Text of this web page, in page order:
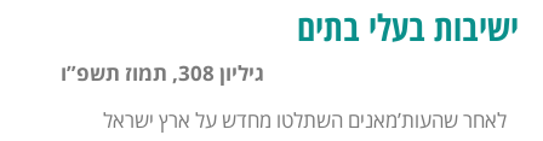
ישיבות בעלי בתים
גיליון 308, תמוז תשפ”ו
לאחר שהעות’מאנים השתלטו מחדש על ארץ ישראל